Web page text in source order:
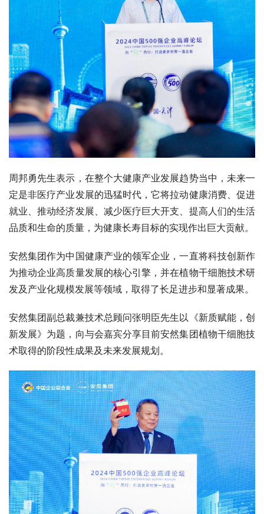
周邦勇先生表示，在整个大健康产业发展趋势当中，未来一
定是非医疗产业发展的迅猛时代，它将拉动健康消费、促进
就业、推动经济发展、减少医疗巨大开支、提高人们的生活
品质和生命的质量，为健康长寿目标的实现作出巨大贡献。
安然集团作为中国健康产业的领军企业，一直将科技创新作
为推动企业高质量发展的核心引擎，并在植物干细胞技术研
发及产业化规模发展等领域，取得了长足进步和显著成果。
安然集团副总裁兼技术总顾问张明臣先生以《新质赋能，创
新发展》为题，向与会嘉宾分享目前安然集团植物干细胞技
术取得的阶段性成果及未来发展规划。